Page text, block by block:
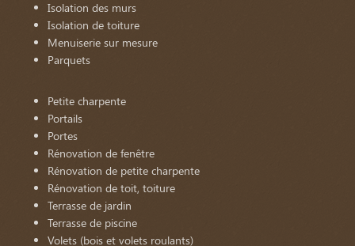
Isolation des murs
Isolation de toiture
Menuiserie sur mesure
Parquets
Petite charpente
Portails
Portes
Rénovation de fenêtre
Rénovation de petite charpente
Rénovation de toit, toiture
Terrasse de jardin
Terrasse de piscine
Volets (bois et volets roulants)